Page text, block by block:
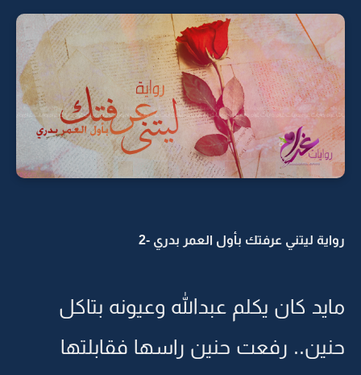
رواية ليتني عرفتك بأول العمر بدري -2
مايد كان يكلم عبدالله وعيونه بتاكل
حنين.. رفعت حنين راسها فقابلتها